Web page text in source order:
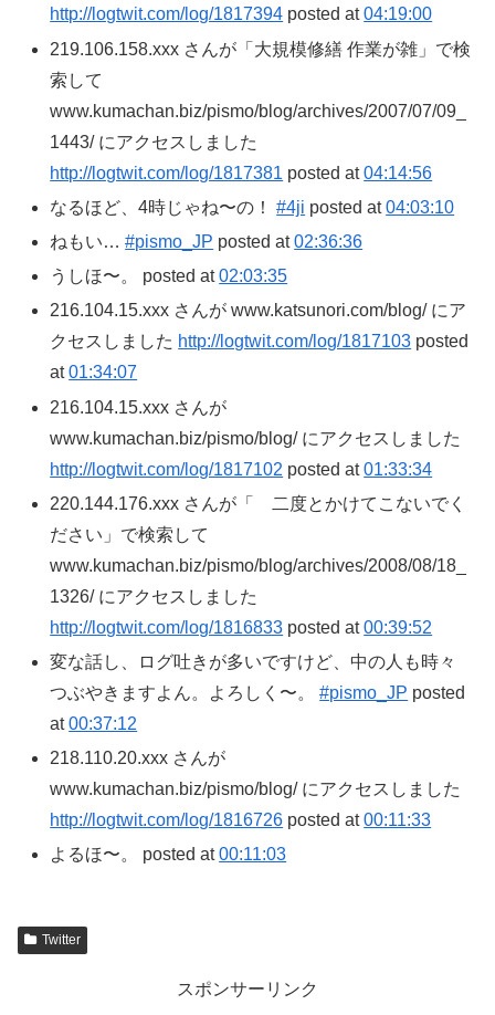
http://logtwit.com/log/1817394 posted at04:19:00
219.106.158.xxx さんが「大規模修繕 作業が雑」で検
索して
www.kumachan.biz/pismo/blog/archives/2007/07/09_
1443/ にアクセスしました
http://logtwit.com/log/1817381 posted at04:14:56
なるほど、4時じゃね〜の！#4ji posted at04:03:10
ねもい…#pismo_JP posted at02:36:36
うしほ〜。 posted at02:03:35
216.104.15.xxx さんが www.katsunori.com/blog/ にア
クセスしました http://logtwit.com/log/1817103 posted
at01:34:07
216.104.15.xxx さんが
www.kumachan.biz/pismo/blog/ にアクセスしました
http://logtwit.com/log/1817102 posted at01:33:34
220.144.176.xxx さんが「 二度とかけてこないでく
ださい」で検索して
www.kumachan.biz/pismo/blog/archives/2008/08/18_
1326/ にアクセスしました
http://logtwit.com/log/1816833 posted at00:39:52
変な話し、ログ吐きが多いですけど、中の人も時々
つぶやきますよん。よろしく〜。#pismo_JP posted
at00:37:12
218.110.20.xxx さんが
www.kumachan.biz/pismo/blog/ にアクセスしました
http://logtwit.com/log/1816726 posted at00:11:33
よるほ〜。 posted at00:11:03
Twitter
スポンサーリンク